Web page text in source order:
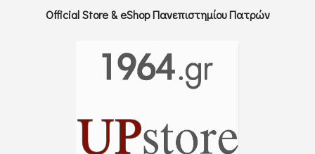
Official Store & eShop Πανεπιστημίου Πατρών